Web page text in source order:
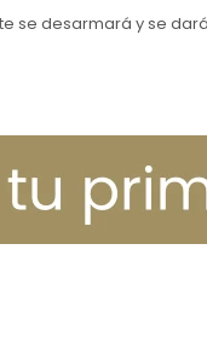
se desarmará y se